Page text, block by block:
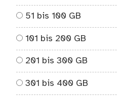
51 bis 100 GB
101 bis 200 GB
201 bis 300 GB
301 bis 400 GB